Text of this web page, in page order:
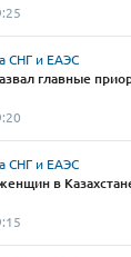
СНГ и ЕАЭС
главные
СНГ и ЕАЭС
в